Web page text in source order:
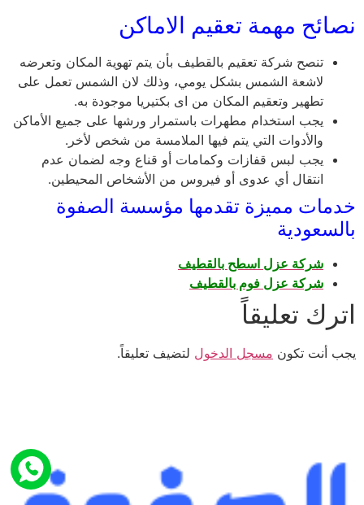
نصائح مهمة تعقيم الاماكن
تنصح شركة تعقيم بالقطيف بأن يتم تهوية المكان وتعرضه
لاشعة الشمس بشكل يومي، وذلك لان الشمس تعمل على
تطهير وتعقيم المكان من اى بكتيريا موجودة به.
يجب استخدام مطهرات باستمرار ورشها على جميع الأماكن
والأدوات التي يتم فيها الملامسة من شخص لأخر.
يجب لبس قفازات وكمامات أو قناع وجه لضمان عدم
انتقال أي عدوى أو فيروس من الأشخاص المحيطين.
خدمات مميزة تقدمها مؤسسة الصفوة
بالسعودية
شركة عزل اسطح بالقطيف
شركة عزل فوم بالقطيف
اترك تعليقاً
يجب أنت تكون مسجل الدخول لتضيف تعليقاً.